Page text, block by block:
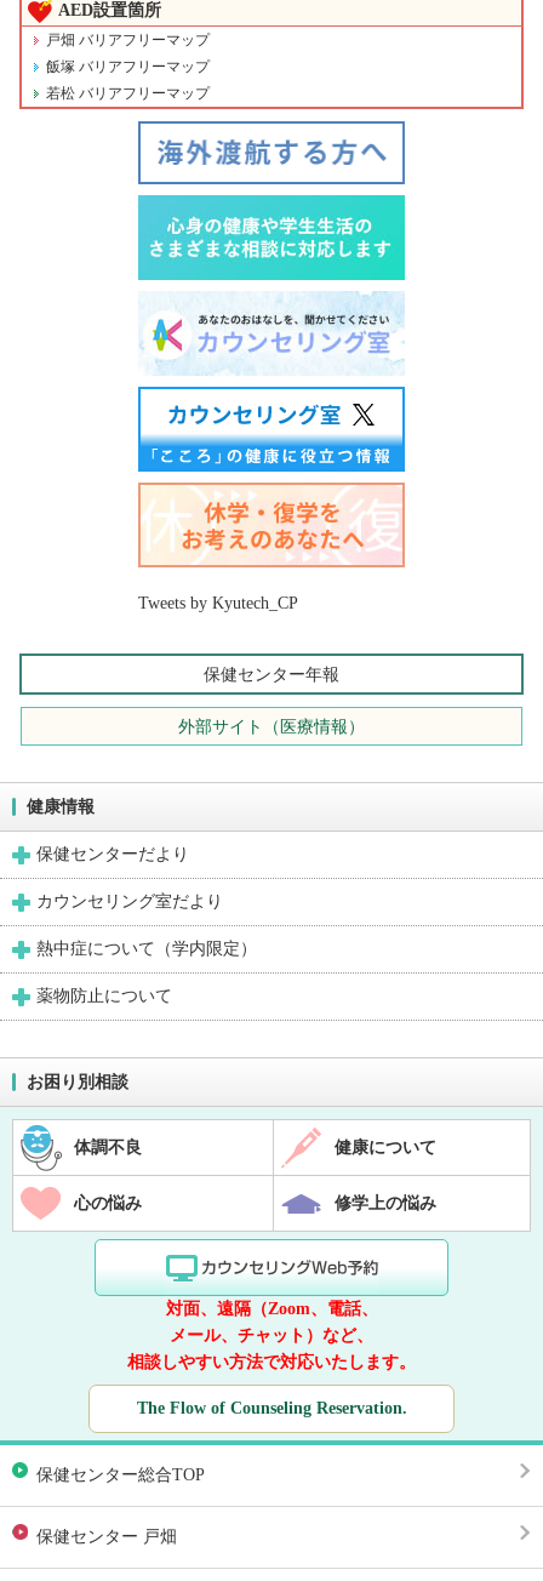
AED設置箇所
戸畑 バリアフリーマップ
飯塚 バリアフリーマップ
若松 バリアフリーマップ
Tweets by Kyutech_CP
保健センター年報
外部サイト（医療情報）
健康情報
保健センターだより
カウンセリング室だより
熱中症について（学内限定）
薬物防止について
お困り別相談
体調不良 健康について
心の悩み 修学上の悩み
対面、遠隔（Zoom、電話、
メール、チャット）など、
相談しやすい方法で対応いたします。
The Flow of Counseling Reservation.
保健センター総合TOP
保健センター 戸畑